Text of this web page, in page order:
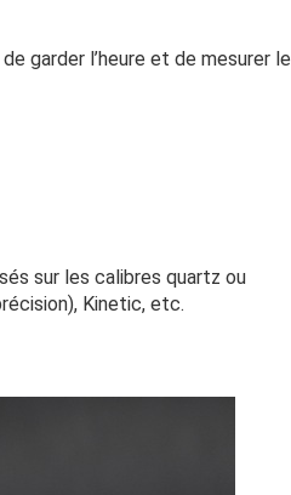
garder l’heure et de mesurer le
sur les calibres quartz ou
Kinetic, etc.